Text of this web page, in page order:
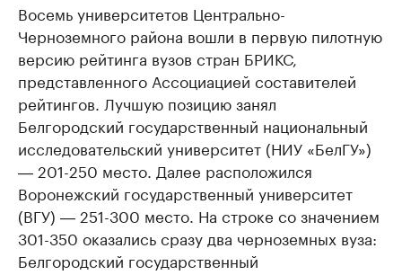
Делитесь новостями бизнеса на РБК
Управляйте страницей компании и развивайте личные
Крупнейшие
Ознакомьтесь с
Восемь университетов Центрально-
Черноземного района вошли в первую пилотную
версию рейтинга вузов стран БРИКС,
представленного Ассоциацией составителей
рейтингов. Лучшую позицию занял
Белгородский государственный национальный
исследовательский университет (НИУ «БелГУ»)
― 201-250 место. Далее расположился
Воронежский государственный университет
(ВГУ) ― 251-300 место. На строке со значением
301-350 оказались сразу два черноземных вуза:
Белгородский государственный